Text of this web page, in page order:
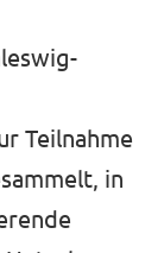
Teilnahme
in